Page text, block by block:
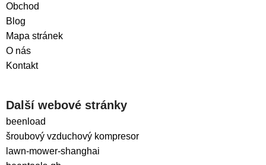
Obchod
Blog
Mapa stránek
O nás
Kontakt
Další webové stránky
beenload
šroubový vzduchový kompresor
lawn-mower-shanghai